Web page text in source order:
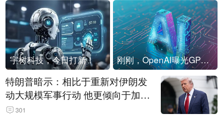
宇树科技，今日打新！ 刚刚，OpenAI曝光GPT-6！传10万亿参数，8月强行发布
特朗普暗示：相比于重新对伊朗发
动大规模军事行动 他更倾向于加大
经济施压
301